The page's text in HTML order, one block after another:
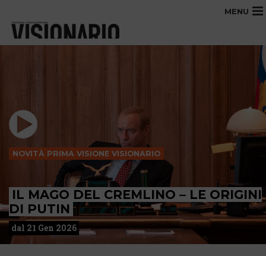
MENU
NOVITÀ PRIMA VISIONE VISIONARIO
IL MAGO DEL CREMLINO – LE ORIGINI
DI PUTIN
dal 21 Gen 2026